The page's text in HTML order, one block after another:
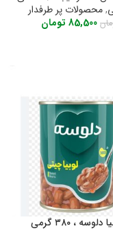
,محصولات پر طرفدار
85,500 تومان
، ۳۸۰ گرمی